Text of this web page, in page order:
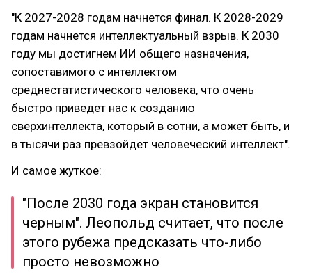
"К 2027-2028 годам начнется финал. К 2028-2029
годам начнется интеллектуальный взрыв. К 2030
году мы достигнем ИИ общего назначения,
сопоставимого с интеллектом
среднестатистического человека, что очень
быстро приведет нас к созданию
сверхинтеллекта, который в сотни, а может быть, и
в тысячи раз превзойдет человеческий интеллект".
И самое жуткое:
"После 2030 года экран становится
черным". Леопольд считает, что после
этого рубежа предсказать что-либо
просто невозможно